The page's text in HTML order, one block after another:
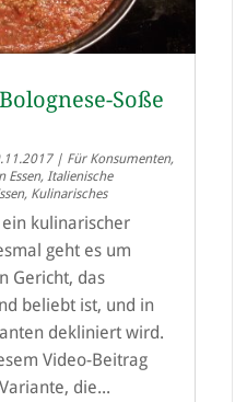
Soße
| Für Konsumenten,
Essen, Italienische
, Kulinarisches
kulinarischer
geht es um
Gericht, das
beliebt ist, und in
dekliniert wird.
Video-Beitrag
die...